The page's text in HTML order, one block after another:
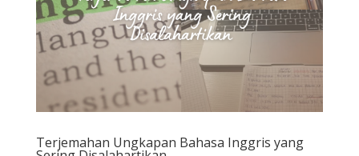
Terjemahan Ungkapan Bahasa Inggris yang